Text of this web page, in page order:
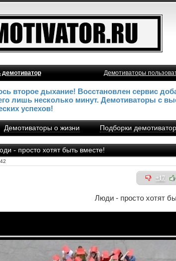
демотиватор Демотиваторы
второе дыхание! Восстановлен сервис
лишь несколько минут. Демотиваторы с
успехов!
Демотиваторы о жизни Подборки
- просто хотят быть вместе!
+17
Люди - просто хотят